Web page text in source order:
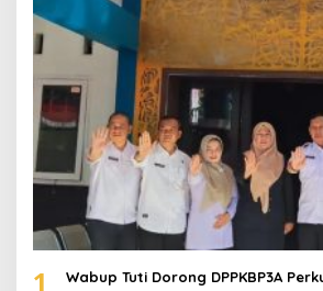
1
Wabup Tuti Dorong DPPKBP3A